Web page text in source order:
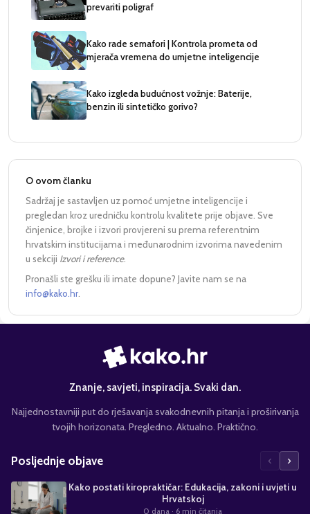
prevariti poligraf
Kako rade semafori | Kontrola prometa od
mjerača vremena do umjetne inteligencije
Kako izgleda budućnost vožnje: Baterije,
benzin ili sintetičko gorivo?
O ovom članku
Sadržaj je sastavljen uz pomoć umjetne inteligencije i
pregledan kroz uredničku kontrolu kvalitete prije objave. Sve
činjenice, brojke i izvori provjereni su prema referentnim
hrvatskim institucijama i međunarodnim izvorima navedenim
u sekciji Izvori i reference.
Pronašli ste grešku ili imate dopune? Javite nam se na
info@kako.hr
Znanje, savjeti, inspiracija. Svaki dan.
Najjednostavniji put do rješavanja svakodnevnih pitanja i proširivanja
tvojih horizonata. Pregledno. Aktualno. Praktično.
Posljednje objave ‹ ›
Kako postati kiropraktičar: Edukacija, zakoni i uvjeti u
Hrvatskoj
0 dana · 6 min čitanja